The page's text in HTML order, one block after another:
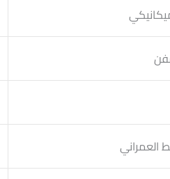
العمراني